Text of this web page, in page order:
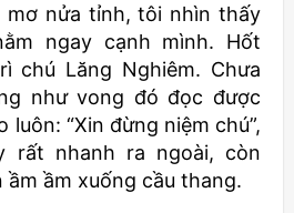
mơ nửa tỉnh, tôi nhìn thấy
ngay cạnh mình. Hốt
chú Lăng Nghiêm. Chưa
như vong đó đọc được
luôn: “Xin đừng niệm chú”,
rất nhanh ra ngoài, còn
ầm xuống cầu thang.